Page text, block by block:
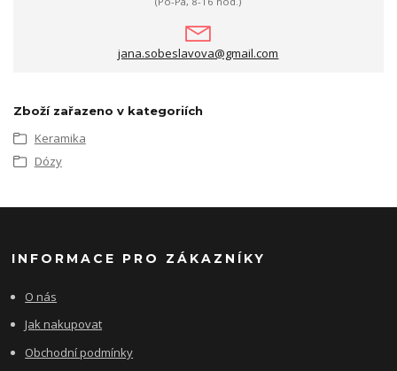
jana.sobeslavova@gmail.com
Zboží zařazeno v kategoriích
Keramika
Dózy
INFORMACE PRO ZÁKAZNÍKY
O nás
Jak nakupovat
Obchodní podmínky